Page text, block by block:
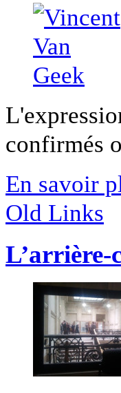
confirmés
En savoir
Old Links
L’arrière-